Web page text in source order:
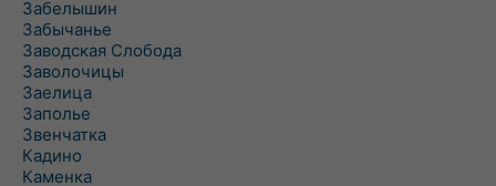
Забелышин
Забычанье
Заводская Слобода
Заволочицы
Заелица
Заполье
Звенчатка
Кадино
Каменка